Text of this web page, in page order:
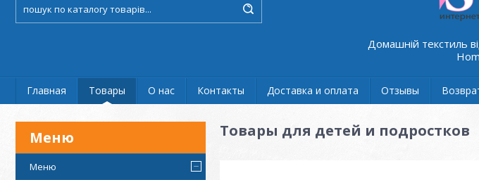
Домашній текстиль
Главная Товары О нас Контакты Доставка и оплата Отзывы
Меню
Товары для детей и подростков